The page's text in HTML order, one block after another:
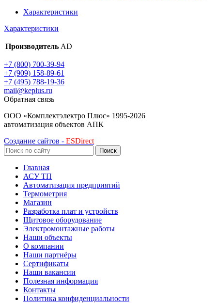
Характеристики
Характеристики
Производитель AD
+7 (800) 700-39-94
+7 (909) 158-89-61
+7 (495) 788-19-36
mail@keplus.ru
Обратная связь
ООО «Комплектэлектро Плюс» 1995-2026
автоматизация объектов АПК
Создание сайтов - ESDirect
Поиск
Главная
АСУ ТП
Автоматизация предприятий
Термометрия
Магазин
Разработка плат и устройств
Щитовое оборудование
Электромонтажные работы
Наши объекты
О компании
Наши партнёры
Сертификаты
Наши вакансии
Полезная информация
Контакты
Политика конфиденциальности